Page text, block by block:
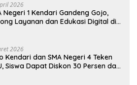
2026
Negeri 1 Kendari Gandeng Gojo,
Layanan dan Edukasi Digital di
2026
Kendari dan SMA Negeri 4 Teken
Siswa Dapat Diskon 30 Persen dan